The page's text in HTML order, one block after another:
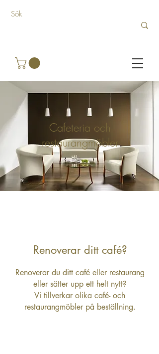
Cafeteria och
restaurangmöbler
Renoverar ditt café?
Renoverar du ditt café eller restaurang
eller sätter upp ett helt nytt?
Vi tillverkar olika café- och
restaurangmöbler på beställning.